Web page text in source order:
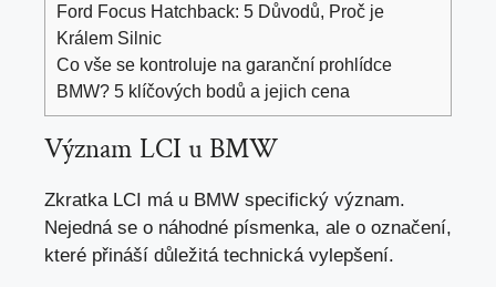
Ford Focus Hatchback: 5 Důvodů, Proč je
Králem Silnic
Co vše se kontroluje na garanční prohlídce
BMW? 5 klíčových bodů a jejich cena
Význam LCI u BMW
Zkratka LCI má u BMW specifický význam.
Nejedná se o náhodné písmenka, ale o označení,
které přináší důležitá technická vylepšení.